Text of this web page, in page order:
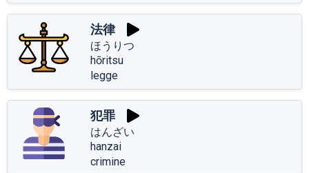
法律
ほうりつ
hōritsu
legge
犯罪
はんざい
hanzai
crimine